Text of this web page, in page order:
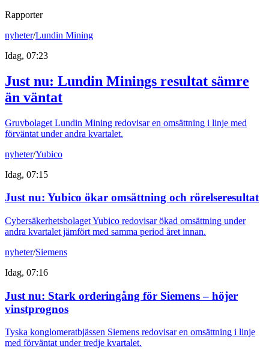
Rapporter
nyheter/Lundin Mining
Idag, 07:23
Just nu: Lundin Minings resultat sämre
än väntat
Gruvbolaget Lundin Mining redovisar en omsättning i linje med
förväntat under andra kvartalet.
nyheter/Yubico
Idag, 07:15
Just nu: Yubico ökar omsättning och rörelseresultat
Cybersäkerhetsbolaget Yubico redovisar ökad omsättning under
andra kvartalet jämfört med samma period året innan.
nyheter/Siemens
Idag, 07:16
Just nu: Stark orderingång för Siemens – höjer
vinstprognos
Tyska konglomeratbjässen Siemens redovisar en omsättning i linje
med förväntat under tredje kvartalet.